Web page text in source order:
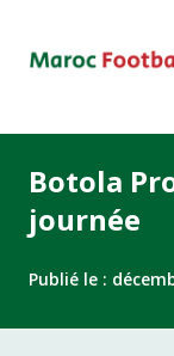
Botola
journée
Publié le :